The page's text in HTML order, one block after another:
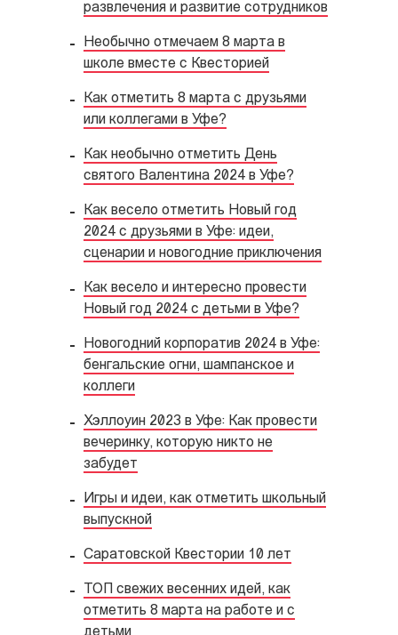
развлечения и развитие сотрудников
Необычно отмечаем 8 марта в
школе вместе с Квесторией
Как отметить 8 марта с друзьями
или коллегами в Уфе?
Как необычно отметить День
святого Валентина 2024 в Уфе?
Как весело отметить Новый год
2024 с друзьями в Уфе: идеи,
сценарии и новогодние приключения
Как весело и интересно провести
Новый год 2024 с детьми в Уфе?
Новогодний корпоратив 2024 в Уфе:
бенгальские огни, шампанское и
коллеги
Хэллоуин 2023 в Уфе: Как провести
вечеринку, которую никто не
забудет
Игры и идеи, как отметить школьный
выпускной
Саратовской Квестории 10 лет
ТОП свежих весенних идей, как
отметить 8 марта на работе и с